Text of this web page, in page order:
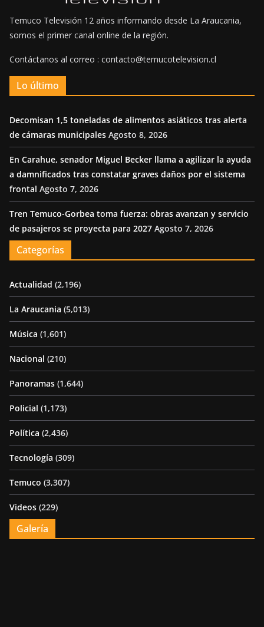
Temuco Televisión 12 años informando desde La Araucania,
somos el primer canal online de la región.
Contáctanos al correo : contacto@temucotelevision.cl
Lo último
Decomisan 1,5 toneladas de alimentos asiáticos tras alerta
de cámaras municipales Agosto 8, 2026
En Carahue, senador Miguel Becker llama a agilizar la ayuda
a damnificados tras constatar graves daños por el sistema
frontal Agosto 7, 2026
Tren Temuco-Gorbea toma fuerza: obras avanzan y servicio
de pasajeros se proyecta para 2027 Agosto 7, 2026
Categorías
Actualidad (2,196)
La Araucania (5,013)
Música (1,601)
Nacional (210)
Panoramas (1,644)
Policial (1,173)
Política (2,436)
Tecnología (309)
Temuco (3,307)
Videos (229)
Galería